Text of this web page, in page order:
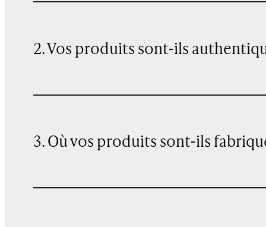
2. Vos produits sont-ils
3. Où vos produits sont-ils